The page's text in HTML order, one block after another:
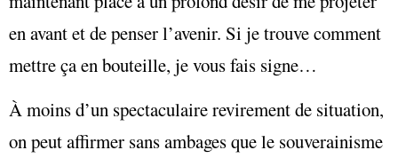
en avant et de penser l’avenir. Si je trouve comment
mettre ça en bouteille, je vous fais signe…
À moins d’un spectaculaire revirement de situation,
on peut affirmer sans ambages que le souverainisme